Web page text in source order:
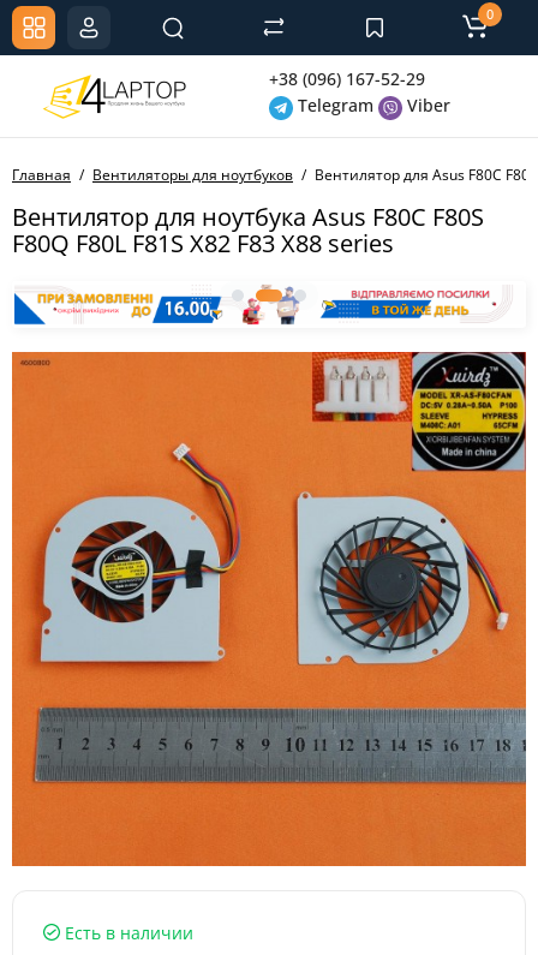
+38 (096) 167-52-29
Telegram
Viber
0
Главная Вентиляторы для ноутбуков Вентилятор для Asus F80C
Вентилятор для ноутбука Asus F80C F80S
F80Q F80L F81S X82 F83 X88 series
Есть в наличии